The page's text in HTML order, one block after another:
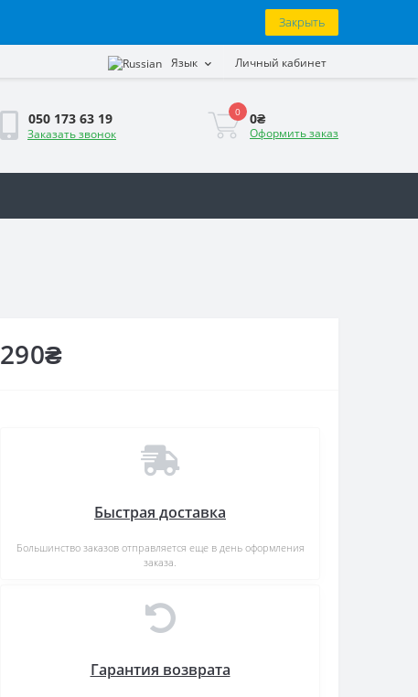
Закрыть
Язык Личный кабинет
050 173 63 19
Заказать звонок
0 0₴
Оформить заказ
290₴
Быстрая доставка
Большинство заказов отправляется еще в день оформления
заказа.
Гарантия возврата